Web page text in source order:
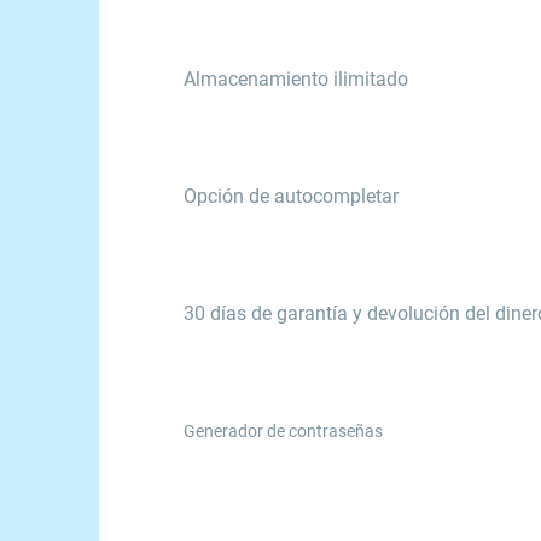
Almacenamiento ilimitado
Opción de autocompletar
30 días de garantía y devolución del
Generador de contraseñas